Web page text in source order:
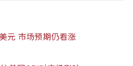
元 市场预期仍看涨